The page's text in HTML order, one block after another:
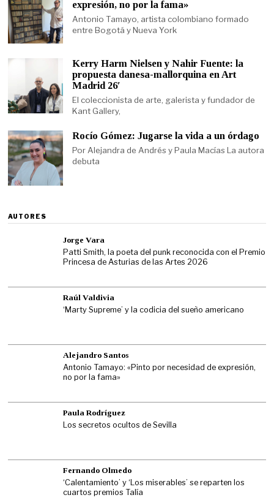
expresión, no por la fama»
Antonio Tamayo, artista colombiano formado
entre Bogotá y Nueva York
Kerry Harm Nielsen y Nahir Fuente: la
propuesta danesa-mallorquina en Art
Madrid 26′
El coleccionista de arte, galerista y fundador de
Kant Gallery,
Rocío Gómez: Jugarse la vida a un órdago
Por Alejandra de Andrés y Paula Macías La autora
debuta
AUTORES
Jorge Vara
Patti Smith, la poeta del punk reconocida con el Premio
Princesa de Asturias de las Artes 2026
Raúl Valdivia
‘Marty Supreme’ y la codicia del sueño americano
Alejandro Santos
Antonio Tamayo: «Pinto por necesidad de expresión,
no por la fama»
Paula Rodríguez
Los secretos ocultos de Sevilla
Fernando Olmedo
‘Calentamiento’ y ‘Los miserables’ se reparten los
cuartos premios Talía